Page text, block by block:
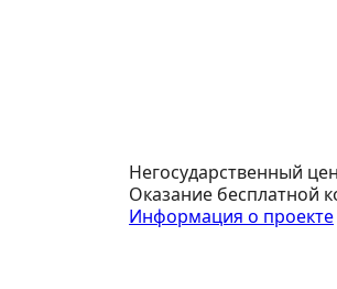
Негосударственный
Оказание бесплатной
Информация о проекте